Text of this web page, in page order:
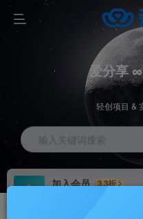
爱分享
轻创项目 &
输入关键词搜索
加入会员
3.3折